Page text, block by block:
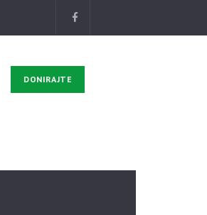
DONIRAJTE